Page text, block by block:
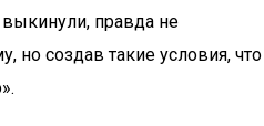
правда не
но создав такие условия, что